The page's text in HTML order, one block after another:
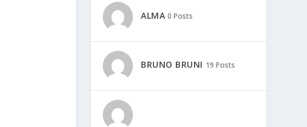
ALMA 0 Posts
BRUNO BRUNI 19 Posts